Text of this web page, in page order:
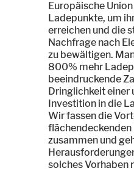
Europäische
Ladepunkte, um
erreichen und die
Nachfrage nach
zu bewältigen.
800% mehr
beeindruckende
Dringlichkeit einer
Investition in die
Wir fassen die
zusammen und
solches Vorhaben